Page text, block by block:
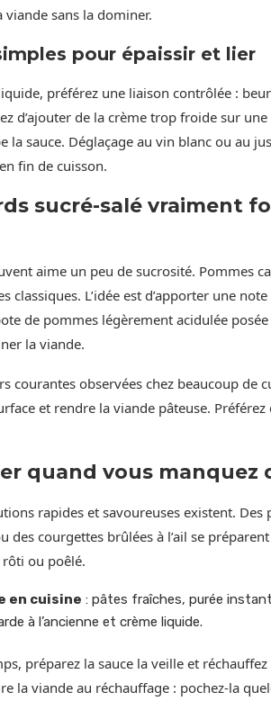
sans la dominer.
pour épaissir et lier
préférez une liaison contrôlée :
d’ajouter de la crème trop froide sur
la sauce. Déglaçage au vin blanc ou au
fin de cuisson.
sucré-salé vraiment
aime un peu de sucrosité. Pommes
classiques. L’idée est d’apporter une
de pommes légèrement acidulée
la viande.
courantes observées chez beaucoup de
et rendre la viande pâteuse.
quand vous manquez
rapides et savoureuses existent.
des courgettes brûlées à l’ail se
ou poêlé.
en cuisine : pâtes fraîches, purée
à l’ancienne et crème liquide.
préparez la sauce la veille et
la viande au réchauffage : pochez-la